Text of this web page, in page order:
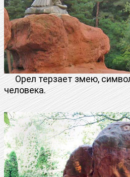
Орел терзает змею,
человека.